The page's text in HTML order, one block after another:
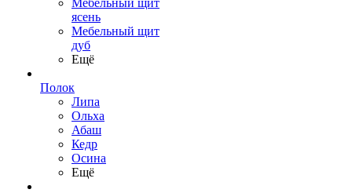
Мебельный щит
ясень
Мебельный щит
дуб
Ещё
Полок
Липа
Ольха
Абаш
Кедр
Осина
Ещё